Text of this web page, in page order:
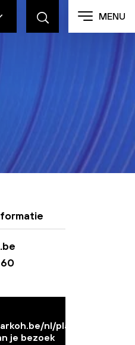
MENU
60
nl/plan-
je bezoek